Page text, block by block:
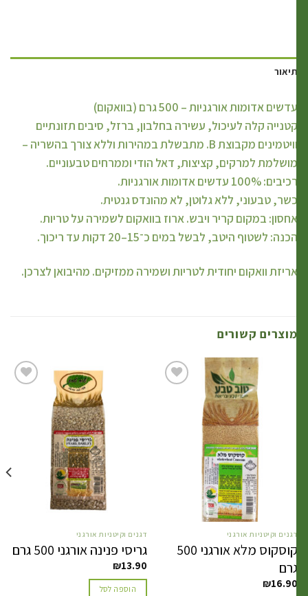
אדומות אורגניות – 500 גרם (בוואקום)
קלה לעיכול, עשירה בחלבון, ברזל, סיבים תזונתיים
וויטמינים מקבוצת B. מתבשלת במהירות וללא צורך בהשריה –
למרקים, קציצות, דאל הודי וממרחים טבעוניים.
100% עדשים אדומות אורגניות.
טבעוני, ללא גלוטן, לא מהונדס גנטית.
במקום קריר ויבש. ארוז בוואקום לשמירה על טריות.
לשטוף היטב, לבשל במים כ־15–20 דקות עד ריכוך.
וואקום יחודית לטריות ושמירה ממזיקים. מהיבואן לצרכן.
קשורים
וקיטניות אורגני
קוסקוס מלא אורגני 500
₪
דגנים וקיטניות אורגני
גריסי פנינה אורגני 500 גרם
₪13.90
הוספה לסל